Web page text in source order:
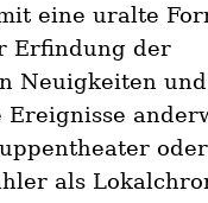
eine uralte
Erfindung der
Neuigkeiten und
oder
als